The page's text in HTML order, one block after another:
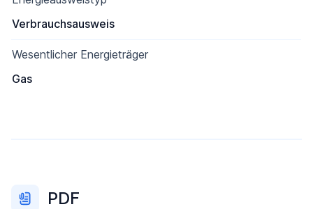
Verbrauchsausweis
Wesentlicher Energieträger
Gas
PDF